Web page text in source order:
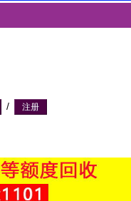
/